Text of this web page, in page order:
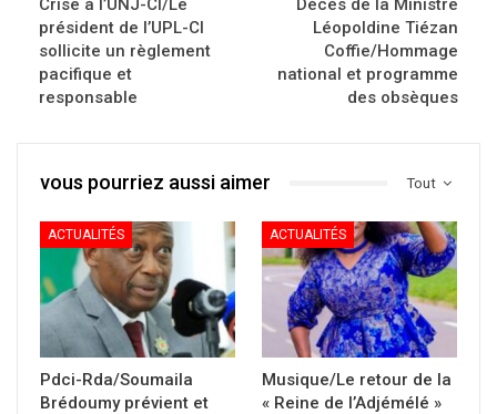
Crise à l’UNJ-CI/Le
président de l’UPL-CI
sollicite un règlement
pacifique et
responsable
Décès de la Ministre
Léopoldine Tiézan
Coffie/Hommage
national et programme
des obsèques
Tout
vous pourriez aussi aimer
ACTUALITÉS
Pdci-Rda/Soumaila
Brédoumy prévient et
ACTUALITÉS
Musique/Le retour de la
« Reine de l’Adjémélé »